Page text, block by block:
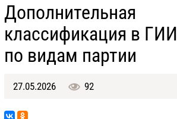
Дополнительная
классификация в
по видам партии
27.05.2026 92